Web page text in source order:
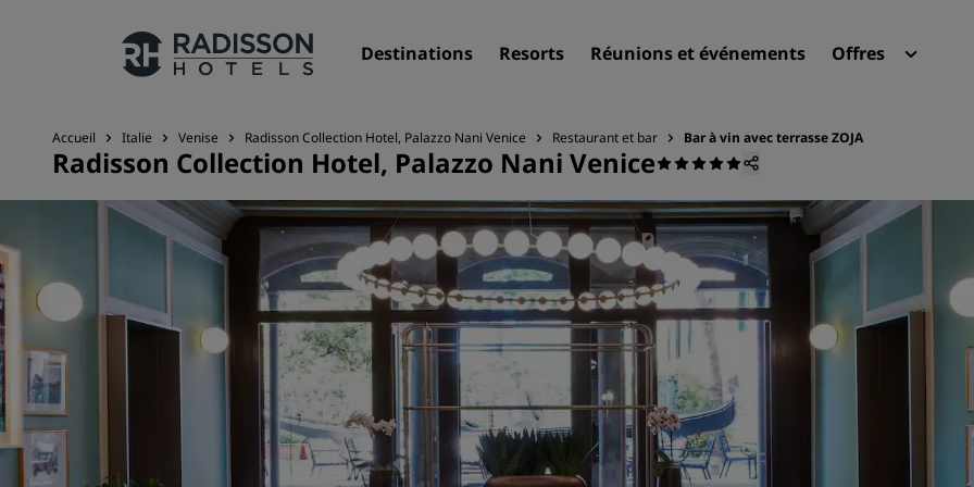
Destinations Resorts Réunions et événements Offres
Nos enseignes
Marques Radisson Hotels
Trouvez votre hôtel
Destinations
Resorts
Appartements hôteliers
Hôtels d'aéroport
Nouveaux et futurs hôtels
Découvrez Radisson
Accueil Italie Venise Radisson Collection Hotel, Palazzo Nani Venice Restaurant et bar Bar à vin avec terrasse ZOJA
Radisson Collection Hotel, Palazzo Nani Venice